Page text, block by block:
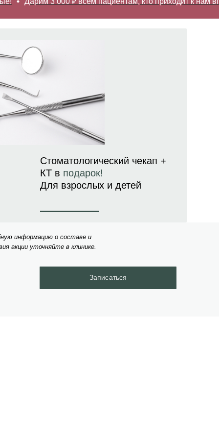
Стоматологический чекап +
КТ в подарок!
Для взрослых и детей
информацию о составе и
акции уточняйте в клинике.
Записаться